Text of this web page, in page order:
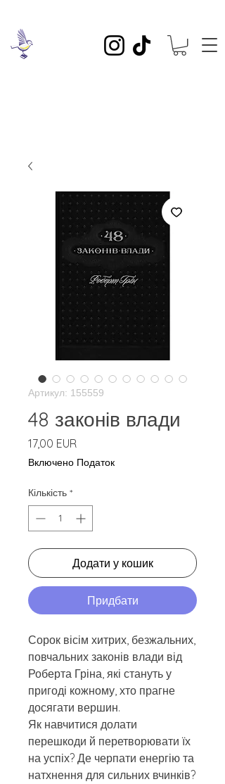
Артикул: 155559
48 законів влади
17,00 EURЦіна
Включено Податок
Кількість *
Додати у кошик
Придбати
Сорок вісім хитрих, безжальних,
повчальних законів влади від
Роберта Гріна, які стануть у
пригоді кожному, хто прагне
досягати вершин.
Як навчитися долати
перешкоди й перетворювати їх
на успіх? Де черпати енергію та
натхнення для сильних вчинків?